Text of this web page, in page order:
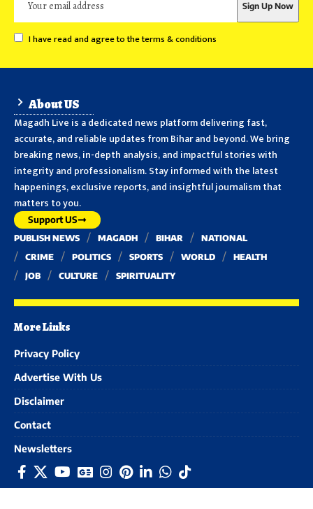
I have read and agree to the terms & conditions
About US
Magadh Live is a dedicated news platform delivering fast,
accurate, and reliable updates from Bihar and beyond. We bring
breaking news, in-depth analysis, and impactful stories with
integrity and professionalism. Stay informed with the latest
happenings, exclusive reports, and insightful journalism that
matters to you.
Support US
PUBLISH NEWS MAGADH BIHAR
NATIONAL
CRIME
POLITICS SPORTS WORLD
HEALTH
JOB
CULTURE SPIRITUALITY
More Links
Privacy Policy
Advertise With Us
Disclaimer
Contact
Newsletters